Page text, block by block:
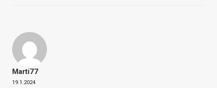
Marti77
19.1.2024